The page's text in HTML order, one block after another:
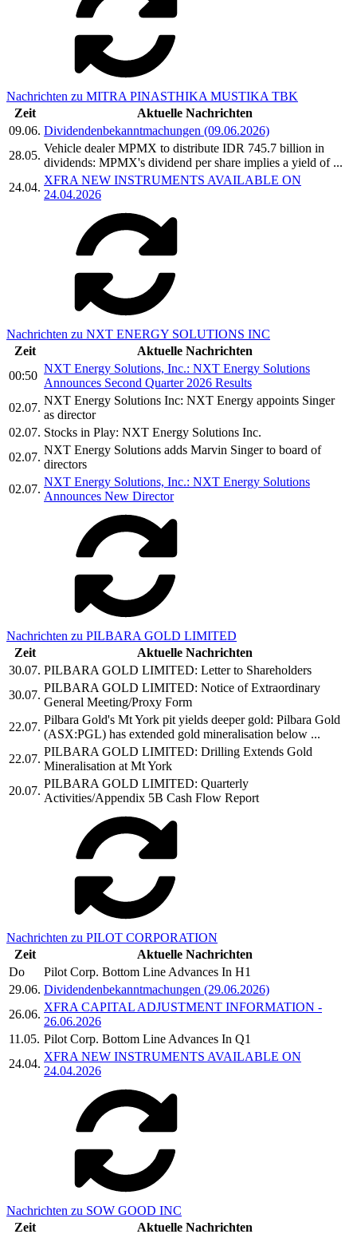
Nachrichten zu MITRA PINASTHIKA MUSTIKA TBK
Zeit
Aktuelle Nachrichten
09.06. Dividendenbekanntmachungen (09.06.2026)
28.05.
Vehicle dealer MPMX to distribute IDR 745.7 billion in
dividends: MPMX's dividend per share implies a yield of ...
24.04.
XFRA NEW INSTRUMENTS AVAILABLE ON
24.04.2026
Nachrichten zu NXT ENERGY SOLUTIONS INC
Zeit
Aktuelle Nachrichten
00:50
NXT Energy Solutions, Inc.: NXT Energy Solutions
Announces Second Quarter 2026 Results
02.07.
NXT Energy Solutions Inc: NXT Energy appoints Singer
as director
02.07. Stocks in Play: NXT Energy Solutions Inc.
02.07.
NXT Energy Solutions adds Marvin Singer to board of
directors
02.07.
NXT Energy Solutions, Inc.: NXT Energy Solutions
Announces New Director
Nachrichten zu PILBARA GOLD LIMITED
Zeit
Aktuelle Nachrichten
30.07. PILBARA GOLD LIMITED: Letter to Shareholders
30.07.
PILBARA GOLD LIMITED: Notice of Extraordinary
General Meeting/Proxy Form
22.07.
Pilbara Gold's Mt York pit yields deeper gold: Pilbara Gold
(ASX:PGL) has extended gold mineralisation below ...
22.07.
PILBARA GOLD LIMITED: Drilling Extends Gold
Mineralisation at Mt York
20.07.
PILBARA GOLD LIMITED: Quarterly
Activities/Appendix 5B Cash Flow Report
Nachrichten zu PILOT CORPORATION
Zeit
Aktuelle Nachrichten
Do
Pilot Corp. Bottom Line Advances In H1
29.06. Dividendenbekanntmachungen (29.06.2026)
26.06.
XFRA CAPITAL ADJUSTMENT INFORMATION -
26.06.2026
11.05. Pilot Corp. Bottom Line Advances In Q1
24.04.
XFRA NEW INSTRUMENTS AVAILABLE ON
24.04.2026
Nachrichten zu SOW GOOD INC
Zeit
Aktuelle Nachrichten